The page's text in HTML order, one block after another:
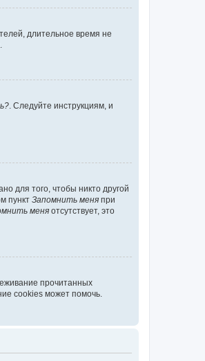
длительное время не
. Следуйте инструкциям, и
для того, чтобы никто другой
пункт Запомнить меня при
меня отсутствует, это
прочитанных
cookies может помочь.